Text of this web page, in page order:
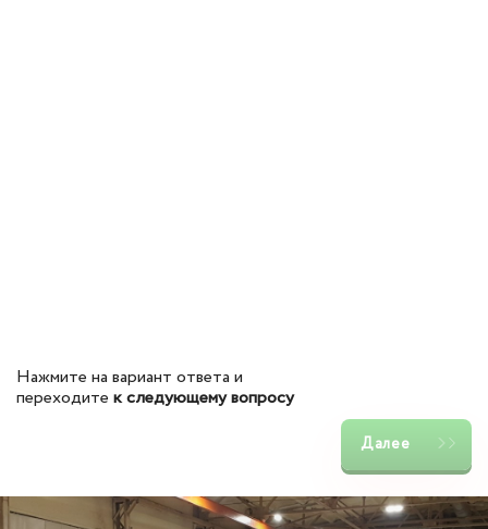
Нажмите на вариант ответа и
переходите к следующему вопросу
Далее